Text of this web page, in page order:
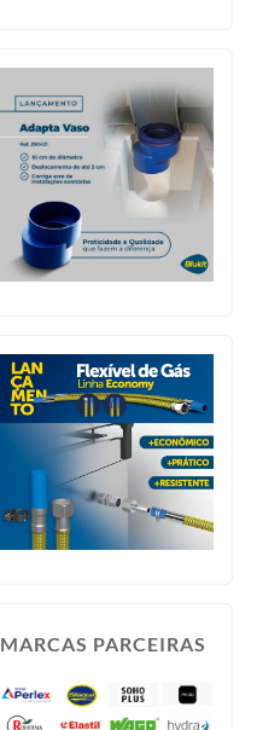
MARCAS PARCEIRAS